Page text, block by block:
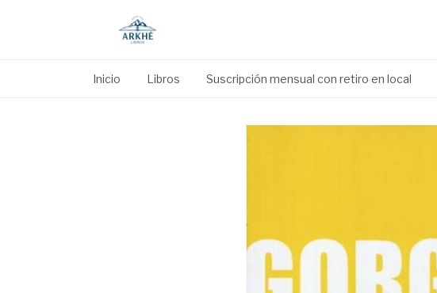
Inicio Libros Suscripción mensual con retiro en local